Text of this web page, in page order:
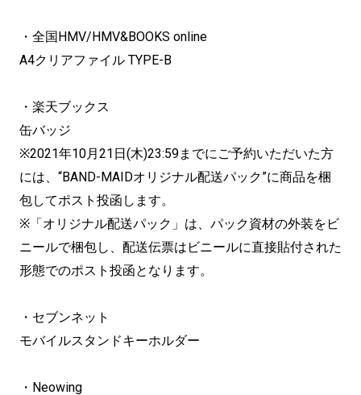
・全国HMV/HMV&BOOKS online
A4クリアファイル TYPE-B
・楽天ブックス
缶バッジ
※2021年10月21日(木)23:59までにご予約いただいた方
には、“BAND-MAIDオリジナル配送パック”に商品を梱
包してポスト投函します。
※「オリジナル配送パック」は、パック資材の外装をビ
ニールで梱包し、配送伝票はビニールに直接貼付された
形態でのポスト投函となります。
・セブンネット
モバイルスタンドキーホルダー
・Neowing